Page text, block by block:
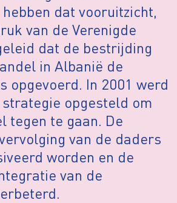
dat vooruitzicht,
van de Verenigde
dat de bestrijding
in Albanië de
opgevoerd. In 2001 werd
opgesteld om
tegen te gaan. De
van de daders
worden en de
van de